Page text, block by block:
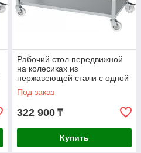
Рабочий стол передвижной
на колесиках из
нержавеющей стали с одной
полкой AISI 304
1100x600x850mm
Под заказ
322 900 ₸
Купить